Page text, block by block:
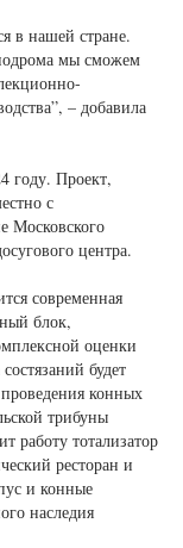
в нашей стране.
мы сможем
– добавила
году. Проект,
с
Московского
центра.
современная
блок,
оценки
будет
конных
трибуны
работу тотализатор
ресторан и
и конные
наследия